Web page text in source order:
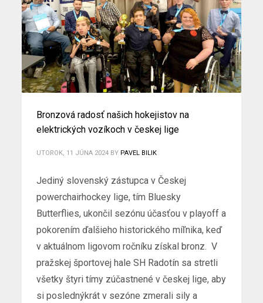
Bronzová radosť našich hokejistov na
elektrických vozíkoch v českej lige
UTOROK, 11 JÚNA 2024 BY PAVEL BILIK
Jediný slovenský zástupca v Českej
powerchairhockey lige, tím Bluesky
Butterflies, ukončil sezónu účasťou v playoff a
pokorením ďalšieho historického míľnika, keď
v aktuálnom ligovom ročníku získal bronz. V
pražskej športovej hale SH Radotín sa stretli
všetky štyri tímy zúčastnené v českej lige, aby
si poslednýkrát v sezóne zmerali sily a